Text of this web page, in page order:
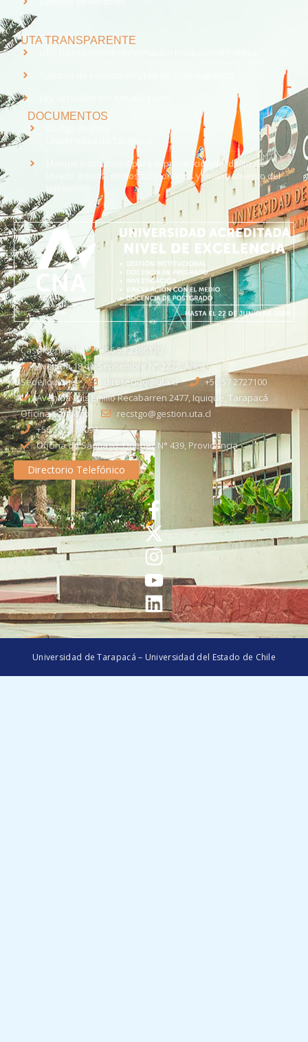
UTA TRANSPARENTE
DOCUMENTOS
Manual institucional para la prevención del delito de
lavado activos, delitos funcionarios y financiamiento del
Casa Central
+56 58 2386170
Avenida 18 de Septiembre N° 2222, Arica
Sede Iquique
direseciqq@uta.cl
+56 57 2727100​
Avenida Luis Emilio Recabarren 2477, Iquique, Tarapacá
Oficina Santiago
recstgo@gestion.uta.cl
+56 58 2386093
Oficina de Santiago: Quebec N° 439, Providencia
Directorio Telefónico
Universidad de Tarapacá – Universidad del Estado de Chile